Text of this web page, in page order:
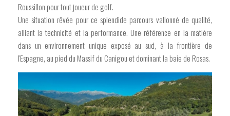
Roussillon pour tout joueur de golf.
Une situation rêvée pour ce splendide parcours vallonné de qualité,
alliant la technicité et la performance. Une référence en la matière
dans un environnement unique exposé au sud, à la frontière de
l'Espagne, au pied du Massif du Canigou et dominant la baie de Rosas.